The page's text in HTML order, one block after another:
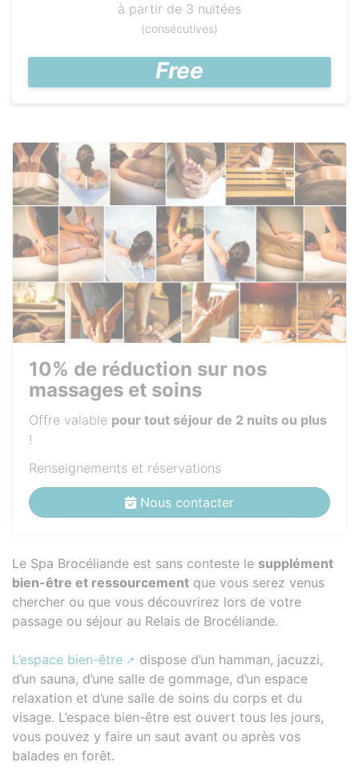
à partir de 3 nuitées
(consécutives)
Free
10% de réduction sur nos
massages et soins
Offre valable pour tout séjour de 2 nuits ou plus
!
Renseignements et réservations
Nous contacter
Le Spa Brocéliande est sans conteste le supplément
bien-être et ressourcement que vous serez venus
chercher ou que vous découvrirez lors de votre
passage ou séjour au Relais de Brocéliande.
L’espace bien-être
dispose d’un hamman, jacuzzi,
d’un sauna, d’une salle de gommage, d’un espace
relaxation et d’une salle de soins du corps et du
visage. L’espace bien-être est ouvert tous les jours,
vous pouvez y faire un saut avant ou après vos
balades en forêt.